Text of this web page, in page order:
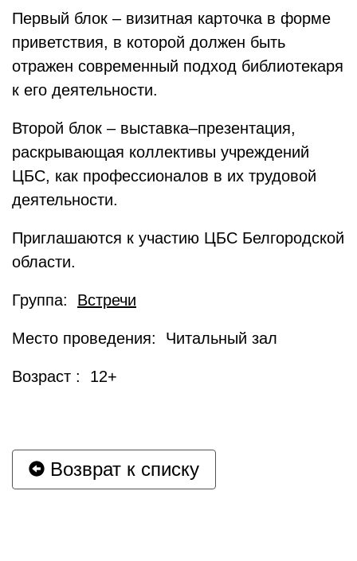
Первый блок – визитная карточка в форме
приветствия, в которой должен быть
отражен современный подход библиотекаря
к его деятельности.
Второй блок – выставка–презентация,
раскрывающая коллективы учреждений
ЦБС, как профессионалов в их трудовой
деятельности.
Приглашаются к участию ЦБС Белгородской
области.
Группа: Встречи
Место проведения: Читальный зал
Возраст : 12+
Возврат к списку